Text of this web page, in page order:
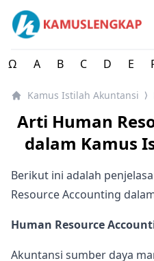
Kamus Istilah Akuntansi
Ω A B C D E
Kamus Istilah Akuntansi ⟩
Arti Human
dalam Kamus
Berikut ini adalah
Resource Accounting
Human Resource
Akuntansi sumber daya